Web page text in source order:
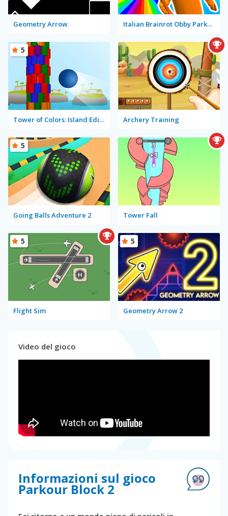
Geometry Arrow Italian Brainrot Obby Parkour
Tower of Colors: Island Edition
5
Archery Training
Going Balls Adventure 2
5
Tower Fall
Flight Sim
5
Geometry Arrow 2
5
Video del gioco
Informazioni sul gioco
Parkour Block 2